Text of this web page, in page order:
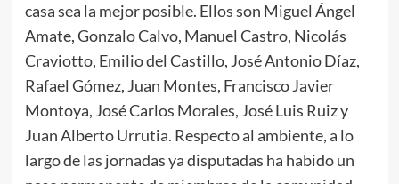
casa sea la mejor posible. Ellos son Miguel Ángel
Amate, Gonzalo Calvo, Manuel Castro, Nicolás
Craviotto, Emilio del Castillo, José Antonio Díaz,
Rafael Gómez, Juan Montes, Francisco Javier
Montoya, José Carlos Morales, José Luis Ruiz y
Juan Alberto Urrutia. Respecto al ambiente, a lo
largo de las jornadas ya disputadas ha habido un